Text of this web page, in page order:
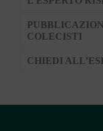
COLECISTI
CHIEDI